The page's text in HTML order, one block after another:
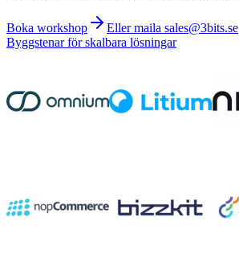
Boka workshop
Eller maila sales@3bits.se
Byggstenar för skalbara lösningar